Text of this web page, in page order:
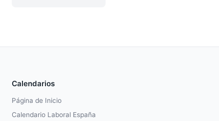
Calendarios
Página de Inicio
Calendario Laboral España